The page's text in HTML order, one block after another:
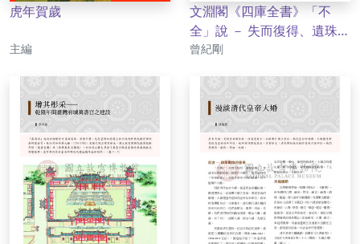
虎年賀歲
作者
主編
文淵閣《四庫全書》「不
全」說 － 失而復得、遺珠無
憾
作者
曾紀剛